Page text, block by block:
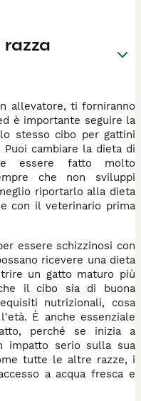
allevatore, ti forniranno
è importante seguire la
stesso cibo per gattini
cambiare la dieta di
essere fatto molto
che non sviluppi
riportarlo alla dieta
con il veterinario prima
essere schizzinosi con
ricevere una dieta
un gatto maturo più
il cibo sia di buona
nutrizionali, cosa
È anche essenziale
perché se inizia a
impatto serio sulla sua
tutte le altre razze, i
a acqua fresca e